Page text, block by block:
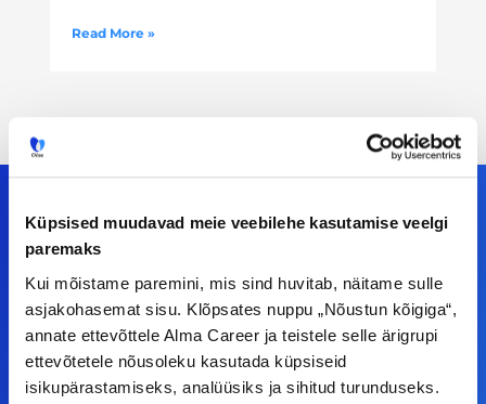
Küpsised muudavad meie veebilehe kasutamise veelgi
paremaks
Kui mõistame paremini, mis sind huvitab, näitame sulle
asjakohasemat sisu. Klõpsates nuppu „Nõustun kõigiga“,
annate ettevõttele Alma Career ja teistele selle ärigrupi
ettevõtetele nõusoleku kasutada küpsiseid
isikupärastamiseks, analüüsiks ja sihitud turunduseks.
Read More »
Tööelublogi.ee lehelt leiad kõik vajaliku, et olla
kursis tööturu uudistega. Kui sul on
ettepanekuid erinevate teemade osas või soovid